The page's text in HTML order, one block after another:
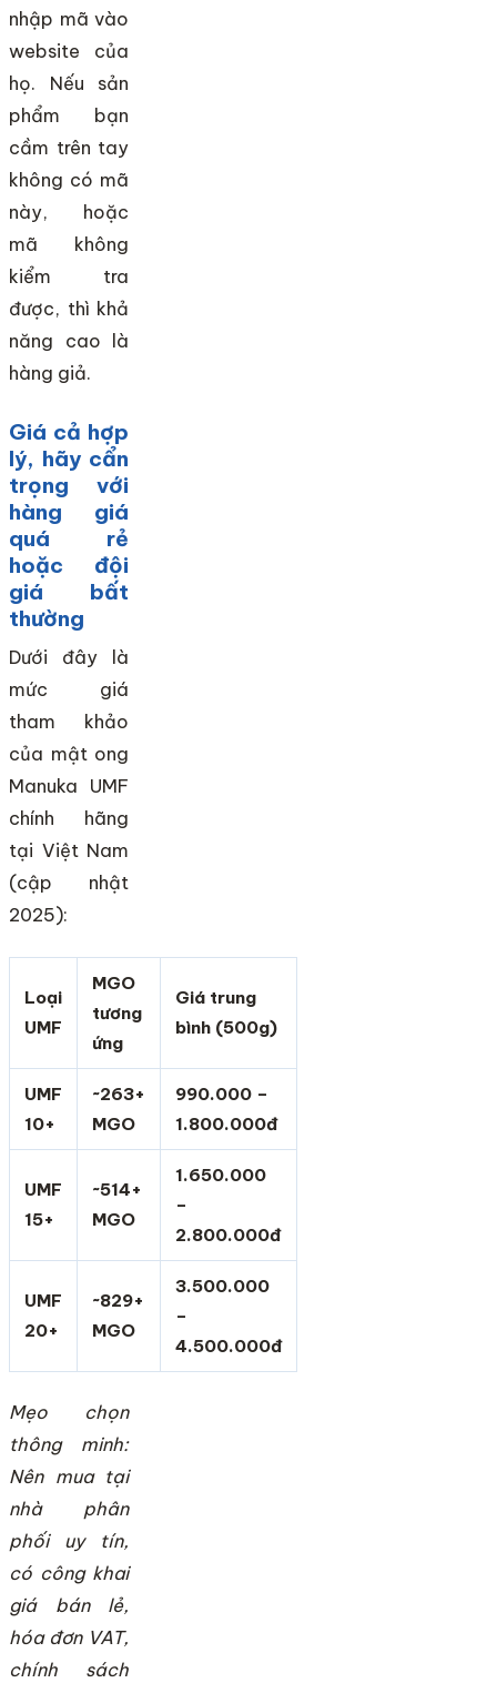
nhập mã vào
website của
họ. Nếu sản
phẩm bạn
cầm trên tay
không có mã
này, hoặc
mã không
kiểm tra
được, thì khả
năng cao là
hàng giả.
Giá cả hợp
lý, hãy cẩn
trọng với
hàng giá
quá rẻ
hoặc đội
giá bất
thường
Dưới đây là
mức giá
tham khảo
của mật ong
Manuka UMF
chính hãng
tại Việt Nam
(cập nhật
2025):
Loại
UMF
MGO
tương
ứng
Giá trung
bình (500g)
UMF
10+
~263+
MGO
990.000 –
1.800.000đ
UMF
15+
~514+
MGO
1.650.000
–
2.800.000đ
UMF
20+
~829+
MGO
3.500.000
–
4.500.000đ
Mẹo chọn
thông minh:
Nên mua tại
nhà phân
phối uy tín,
có công khai
giá bán lẻ,
hóa đơn VAT,
chính sách